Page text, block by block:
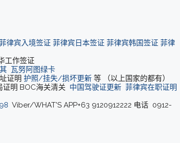
律宾入境签证 菲律宾日本签证 菲律宾韩国签证 菲律
工作签证
瓦努阿图绿卡
证明 护照/挂失/损坏更新等 （以上国家的都有）
明 BOC海关清关 中国驾驶证更新 菲律宾在职证明
Viber/WHAT'S APP+63 9120912222 电话 0912-